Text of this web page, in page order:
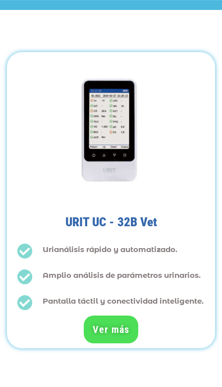
URIT UC - 32B Vet
Urianálisis rápido y automatizado.
Amplio análisis de parámetros urinarios.
Pantalla táctil y conectividad inteligente.
Ver más